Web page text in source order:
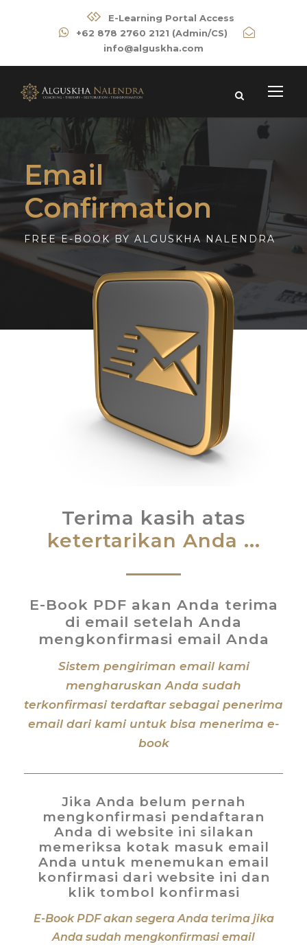
E-Learning Portal Access
+62 878 2760 2121 (Admin/CS)
info@alguskha.com
Email
Confirmation
FREE E-BOOK BY ALGUSKHA NALENDRA
Terima kasih atas
ketertarikan Anda ...
E-Book PDF akan Anda terima
di email setelah Anda
mengkonfirmasi email Anda
Sistem pengiriman email kami
mengharuskan Anda sudah
terkonfirmasi terdaftar sebagai penerima
email dari kami untuk bisa menerima e-
book
Jika Anda belum pernah
mengkonfirmasi pendaftaran
Anda di website ini silakan
memeriksa kotak masuk email
Anda untuk menemukan email
konfirmasi dari website ini dan
klik tombol konfirmasi
E-Book PDF akan segera Anda terima jika
Anda sudah mengkonfirmasi email